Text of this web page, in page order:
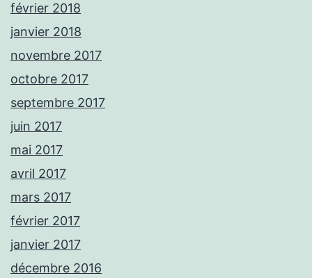
février 2018
janvier 2018
novembre 2017
octobre 2017
septembre 2017
juin 2017
mai 2017
avril 2017
mars 2017
février 2017
janvier 2017
décembre 2016